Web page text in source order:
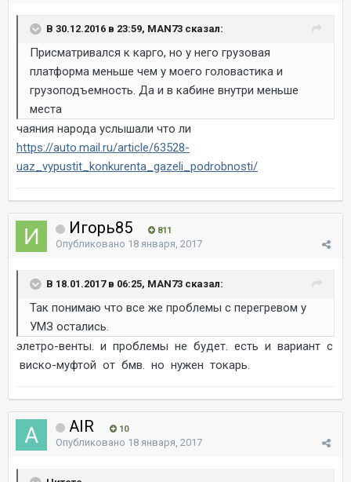
В 30.12.2016 в 23:59, MAN73 сказал:
Присматривался к карго, но у него грузовая
платформа меньше чем у моего головастика и
грузоподъемность. Да и в кабине внутри меньше
места
чаяния народа услышали что ли
https://auto.mail.ru/article/63528-
uaz_vypustit_konkurenta_gazeli_podrobnosti/
Игорь85 811
Опубликовано 18 января, 2017
В 18.01.2017 в 06:25, MAN73 сказал:
Так понимаю что все же проблемы с перегревом у
УМЗ остались.
элетро-венты. и проблемы не будет. есть и вариант с
виско-муфтой от бмв. но нужен токарь.
AIR 10
Опубликовано 18 января, 2017